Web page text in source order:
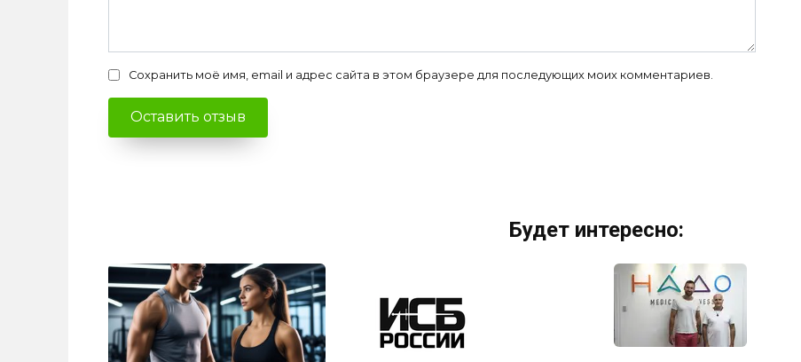
Сохранить моё имя, email и адрес сайта в этом браузере для последующих моих комментариев.
Будет интересно: